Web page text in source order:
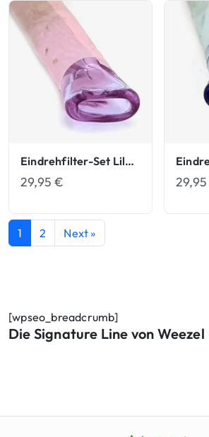
[wpseo_breadcrumb]
Die Signature Line von Weezel
Kundenbew
ertungen
Eindrehfilter-Set Lila Glasfilter Eindreh-Filter
29,95€
1 2 Next »